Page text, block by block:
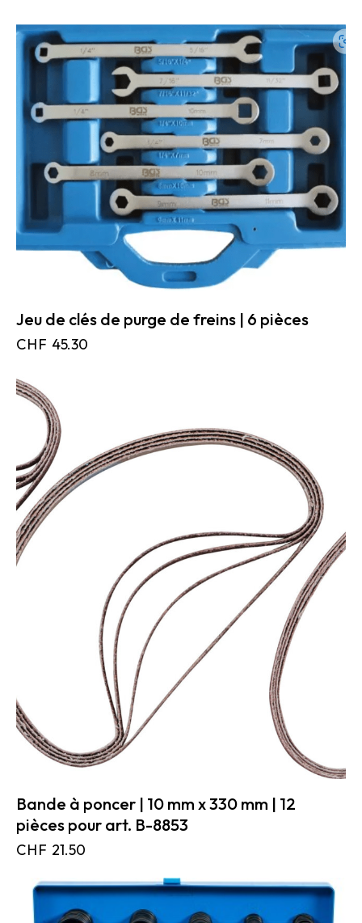
Jeu de clés de purge de freins | 6 pièces
CHF 45.30
Bande à poncer | 10 mm x 330 mm | 12
pièces pour art. B-8853
CHF 21.50